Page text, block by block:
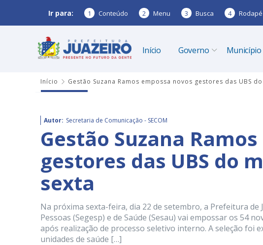
Ir para: 1 Conteúdo 2 Menu 3 Busca 4 Rodapé
Início Governo Município
Início Gestão Suzana Ramos empossa novos gestores das UBS
Autor: Secretaria de Comunicação - SECOM
Gestão Suzana
gestores das UBS do
sexta
Na próxima sexta-feira, dia 22 de setembro, a Prefeitura de
Pessoas (Segesp) e de Saúde (Sesau) vai empossar os 54
após realização de processo seletivo interno. A seleção foi
unidades de saúde […]